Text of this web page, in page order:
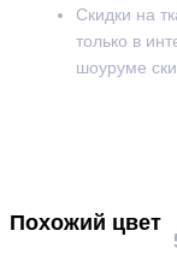
Скидки на
только в
шоуруме
Похожий цвет